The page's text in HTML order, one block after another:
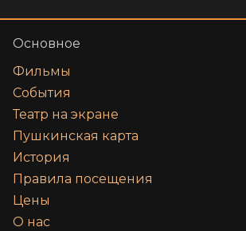
Основное
Фильмы
События
Театр на экране
Пушкинская карта
История
Правила посещения
Цены
О нас